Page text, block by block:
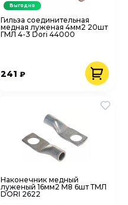
Гильза соединительная
медная луженая 4мм2 20шт
ГМЛ 4-3 Dori 44000
241₽
Выгодно
Наконечник медный
луженый 16мм2 М8 6шт ТМЛ
DORI 2622